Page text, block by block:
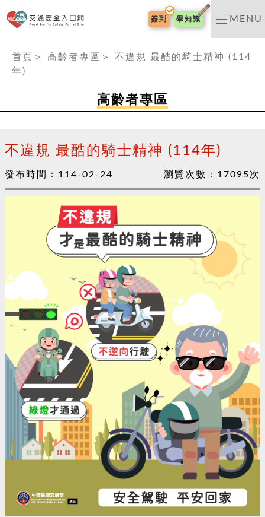
交通安全入口網
簽到 學知識 MENU
首頁 ＞ 高齡者專區 ＞
不違規 最酷的騎士精神 (114
年)
高齡者專區
不違規 最酷的騎士精神 (114年)
發布時間： 114-02-24 瀏覽次數： 17095次